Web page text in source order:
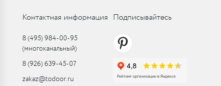
Контактная информация
8 (495) 984-00-95
(многоканальный)
8 (926) 639-45-07
zakaz@todoor.ru
Подписывайтесь